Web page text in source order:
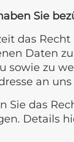
Sie
das
Daten
sowie zu
an
Sie das
Details